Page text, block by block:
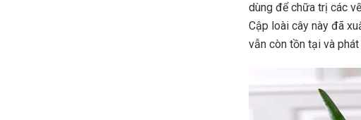
dùng để chữa trị các
Cập loài cây này đã
vẫn còn tồn tại và phát